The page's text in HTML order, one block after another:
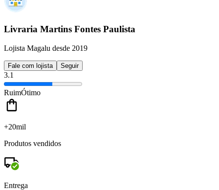
Livraria Martins Fontes Paulista
Lojista Magalu desde 2019
Fale com lojista Seguir
3.1
RuimÓtimo
+20mil
Produtos vendidos
Entrega